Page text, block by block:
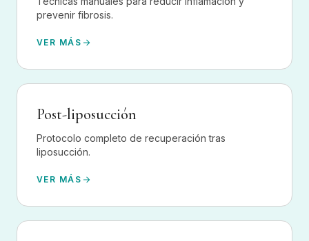
prevenir fibrosis.
VER MÁS
Post-liposucción
Protocolo completo de recuperación tras
liposucción.
VER MÁS